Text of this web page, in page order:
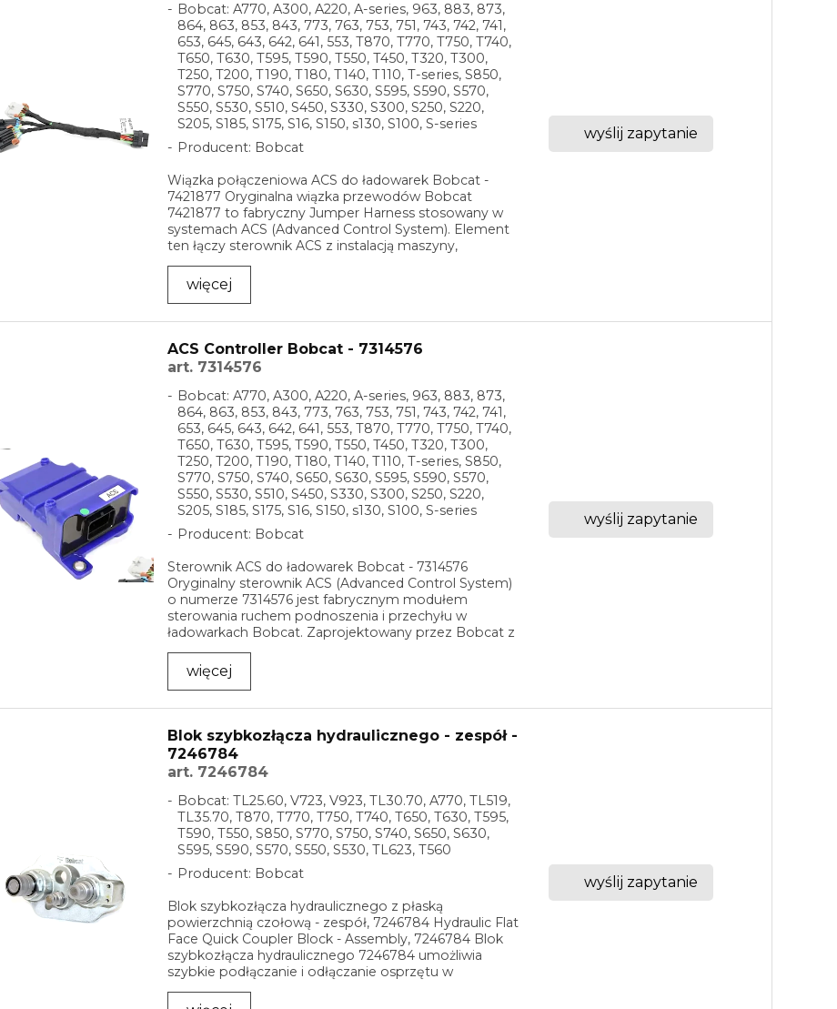
Bobcat: A770, A300, A220, A-series, 963, 883, 873,
864, 863, 853, 843, 773, 763, 753, 751, 743, 742, 741,
653, 645, 643, 642, 641, 553, T870, T770, T750, T740,
T650, T630, T595, T590, T550, T450, T320, T300,
T250, T200, T190, T180, T140, T110, T-series, S850,
S770, S750, S740, S650, S630, S595, S590, S570,
S550, S530, S510, S450, S330, S300, S250, S220,
S205, S185, S175, S16, S150, s130, S100, S-series
Producent: Bobcat
Wiązka połączeniowa ACS do ładowarek Bobcat -
7421877 Oryginalna wiązka przewodów Bobcat
7421877 to fabryczny Jumper Harness stosowany w
systemach ACS (Advanced Control System). Element
ten łączy sterownik ACS z instalacją maszyny,
zapewniając ...
więcej
wyślij zapytanie
ACS Controller Bobcat - 7314576
art. 7314576
Bobcat: A770, A300, A220, A-series, 963, 883, 873,
864, 863, 853, 843, 773, 763, 753, 751, 743, 742, 741,
653, 645, 643, 642, 641, 553, T870, T770, T750, T740,
T650, T630, T595, T590, T550, T450, T320, T300,
T250, T200, T190, T180, T140, T110, T-series, S850,
S770, S750, S740, S650, S630, S595, S590, S570,
S550, S530, S510, S450, S330, S300, S250, S220,
S205, S185, S175, S16, S150, s130, S100, S-series
Producent: Bobcat
Sterownik ACS do ładowarek Bobcat - 7314576
Oryginalny sterownik ACS (Advanced Control System)
o numerze 7314576 jest fabrycznym modułem
sterowania ruchem podnoszenia i przechyłu w
ładowarkach Bobcat. Zaprojektowany przez Bobcat z
myślą o wysokiej ...
więcej
wyślij zapytanie
Blok szybkozłącza hydraulicznego - zespół -
7246784
art. 7246784
Bobcat: TL25.60, V723, V923, TL30.70, A770, TL519,
TL35.70, T870, T770, T750, T740, T650, T630, T595,
T590, T550, S850, S770, S750, S740, S650, S630,
S595, S590, S570, S550, S530, TL623, T560
Producent: Bobcat
Blok szybkozłącza hydraulicznego z płaską
powierzchnią czołową - zespół, 7246784 Hydraulic Flat
Face Quick Coupler Block - Assembly, 7246784 Blok
szybkozłącza hydraulicznego 7246784 umożliwia
szybkie podłączanie i odłączanie osprzętu w
ładowarkach ...
wyślij zapytanie